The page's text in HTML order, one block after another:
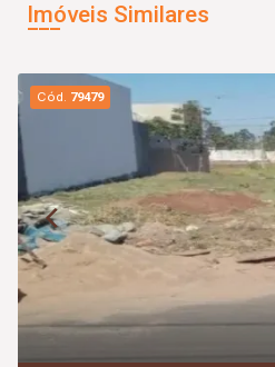
Imóveis Similares
Cód. 79479